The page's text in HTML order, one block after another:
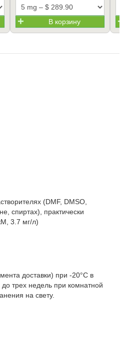
В корзину
(DMF, DMSO,
спиртах), практически
3.7 мг/л)
доставки) при -20°C в
трех недель при комнатной
на свету.